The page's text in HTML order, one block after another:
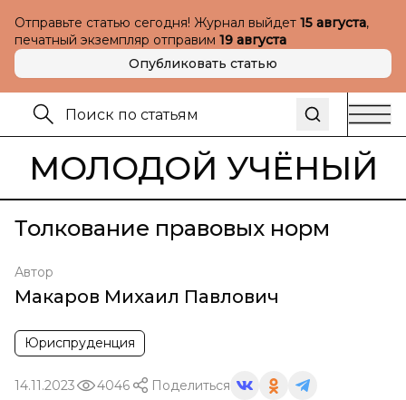
Отправьте статью сегодня! Журнал выйдет 15 августа,
печатный экземпляр отправим 19 августа
Опубликовать статью
МОЛОДОЙ УЧЁНЫЙ
Толкование правовых норм
Автор
Макаров Михаил Павлович
Юриспруденция
14.11.2023 4046 Поделиться